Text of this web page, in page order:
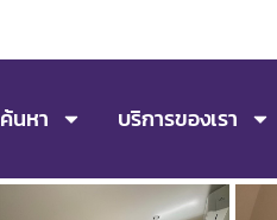
ค้นหา บริการของเรา